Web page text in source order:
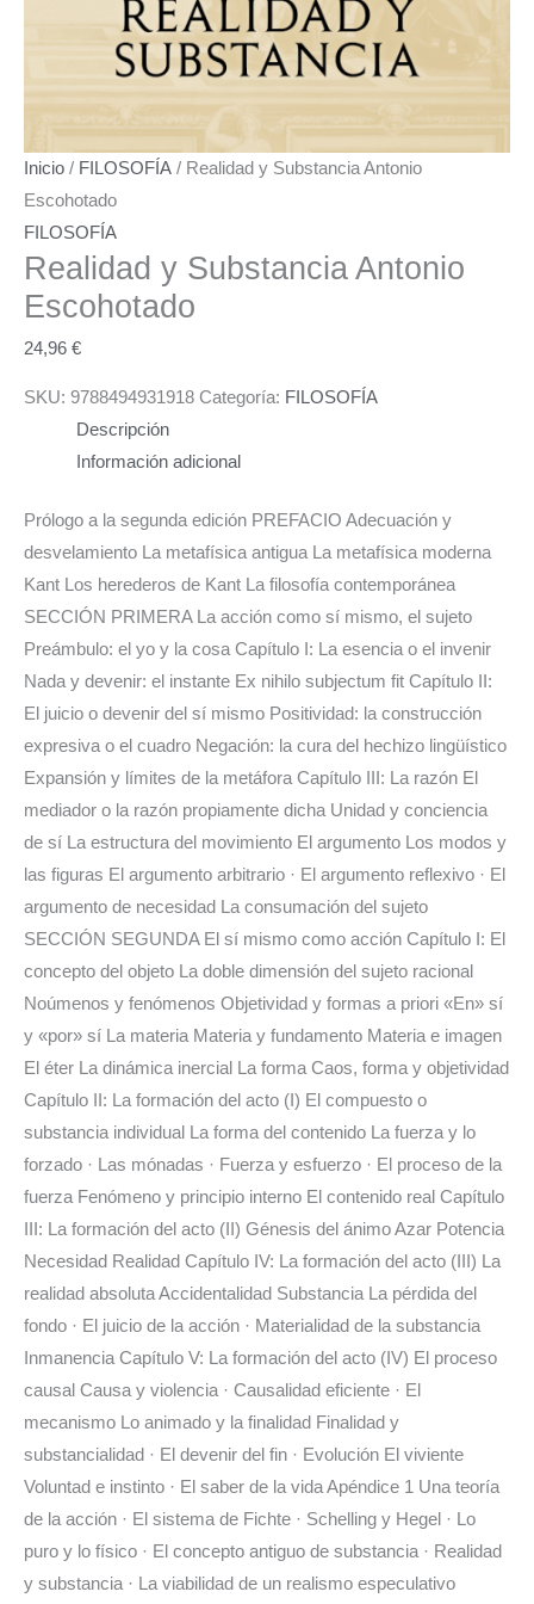
Inicio / FILOSOFÍA / Realidad y Substancia Antonio
Escohotado
FILOSOFÍA
Realidad y SubstanciaAntonio
Escohotado
24,96 €
SKU: 9788494931918 Categoría: FILOSOFÍA
Descripción
Información adicional
Prólogo a la segunda edición PREFACIO Adecuación y
desvelamiento La metafísica antigua La metafísica moderna
Kant Los herederos de Kant La filosofía contemporánea
SECCIÓN PRIMERA La acción como sí mismo, el sujeto
Preámbulo: el yo y la cosa Capítulo I: La esencia o el invenir
Nada y devenir: el instante Ex nihilo subjectum fit Capítulo II:
El juicio o devenir del sí mismo Positividad: la construcción
expresiva o el cuadro Negación: la cura del hechizo lingüístico
Expansión y límites de la metáfora Capítulo III: La razón El
mediador o la razón propiamente dicha Unidad y conciencia
de sí La estructura del movimiento El argumento Los modos y
las figuras El argumento arbitrario · El argumento reflexivo · El
argumento de necesidad La consumación del sujeto
SECCIÓN SEGUNDA El sí mismo como acción Capítulo I: El
concepto del objeto La doble dimensión del sujeto racional
Noúmenos y fenómenos Objetividad y formas a priori «En» sí
y «por» sí La materia Materia y fundamento Materia e imagen
El éter La dinámica inercial La forma Caos, forma y objetividad
Capítulo II: La formación del acto (I) El compuesto o
substancia individual La forma del contenido La fuerza y lo
forzado · Las mónadas · Fuerza y esfuerzo · El proceso de la
fuerza Fenómeno y principio interno El contenido real Capítulo
III: La formación del acto (II) Génesis del ánimo Azar Potencia
Necesidad Realidad Capítulo IV: La formación del acto (III) La
realidad absoluta Accidentalidad Substancia La pérdida del
fondo · El juicio de la acción · Materialidad de la substancia
Inmanencia Capítulo V: La formación del acto (IV) El proceso
causal Causa y violencia · Causalidad eficiente · El
mecanismo Lo animado y la finalidad Finalidad y
substancialidad · El devenir del fin · Evolución El viviente
Voluntad e instinto · El saber de la vida Apéndice 1 Una teoría
de la acción · El sistema de Fichte · Schelling y Hegel · Lo
puro y lo físico · El concepto antiguo de substancia · Realidad
y substancia · La viabilidad de un realismo especulativo